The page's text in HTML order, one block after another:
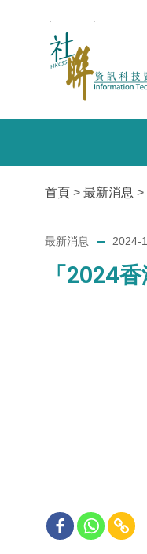
首頁 > 最新消息 >
最新消息 2024-
「2024